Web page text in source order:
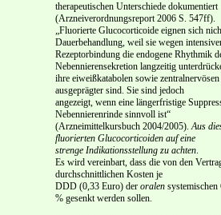
therapeutischen Unterschiede dokumentiert
(Arzneiverordnungsreport 2006 S. 547ff).
„Fluorierte Glucocorticoide eignen sich
Dauerbehandlung, weil sie wegen
Rezeptorbindung die endogene Rhythmik
Nebennierensekretion langzeitig
ihre eiweißkatabolen sowie
ausgeprägter sind. Sie sind jedoch
angezeigt, wenn eine längerfristige
Nebennierenrinde sinnvoll ist“
(Arzneimittelkursbuch 2004/2005).Aus
fluorierten Glucocorticoiden auf eine
strenge Indikationsstellung zu achten.
Es wird vereinbart, dass die von den
durchschnittlichen Kosten je
DDD (0,33 Euro) der oralen
% gesenkt werden sollen.